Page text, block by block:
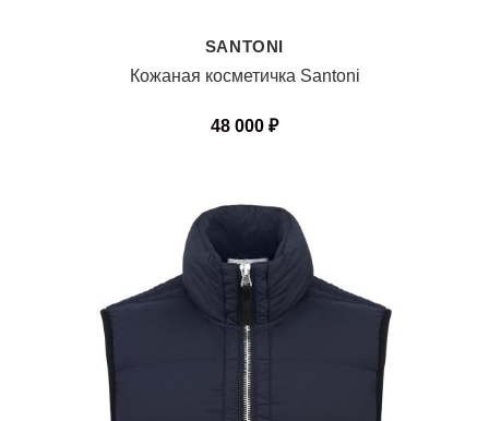
SANTONI
Кожаная косметичка Santoni
48 000 ₽